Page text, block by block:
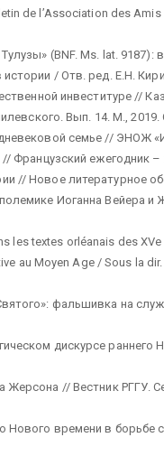
de l’Association des Amis
(BNF. Ms. lat.
/ Отв. ред. Е.Н.
инвеституре //
Вып. 14. М., 2019.
семье // ЭНОЖ
Французский ежегодник –
// Новое литературное
Иоганна Вейера
les textes orléanais des
au Moyen Аge / Sous la
фальшивка на
дискурсе
Жерсона // Вестник РГГУ.
Нового времени в